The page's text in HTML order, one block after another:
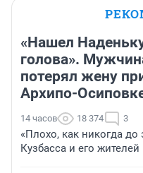
«Нашел
голова».
потерял жену
Архипо-
14 часов 18 374 3
«Плохо, как никогда до
Кузбасса и его жителей